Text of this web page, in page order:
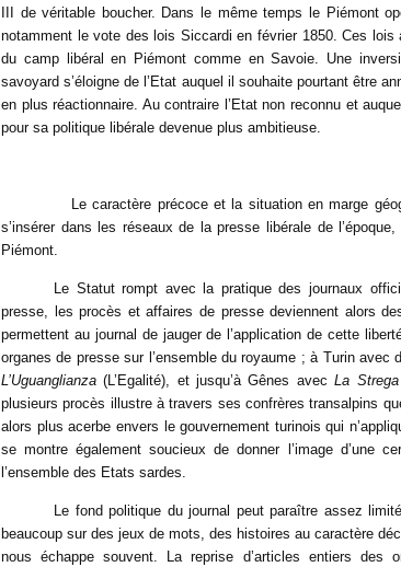
III de véritable boucher. Dans le même temps le Piémont
notamment le vote des lois Siccardi en février 1850. Ces lois
du camp libéral en Piémont comme en Savoie. Une
savoyard s’éloigne de l’Etat auquel il souhaite pourtant être
en plus réactionnaire. Au contraire l’Etat non reconnu et
pour sa politique libérale devenue plus ambitieuse.
Le caractère précoce et la situation en marge
s’insérer dans les réseaux de la presse libérale de
Piémont.
Le Statut rompt avec la pratique des journaux
presse, les procès et affaires de presse deviennent alors
permettent au journal de jauger de l’application de cette
organes de presse sur l’ensemble du royaume ; à Turin avec
L’Uguanglianza (L’Egalité), et jusqu’à Gênes avec La Strega
plusieurs procès illustre à travers ses confrères transalpins
alors plus acerbe envers le gouvernement turinois qui
se montre également soucieux de donner l’image d’une
l’ensemble des Etats sardes.
Le fond politique du journal peut paraître assez
beaucoup sur des jeux de mots, des histoires au caractère
nous échappe souvent. La reprise d’articles entiers des